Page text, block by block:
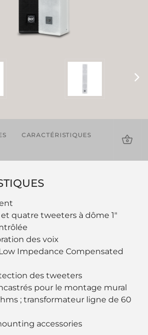
CARACTÉRISTIQUES
et quatre tweeters à dôme 1"
des voix
Impedance Compensated
des tweeters
pour le montage mural
; transformateur ligne de 60
accessories